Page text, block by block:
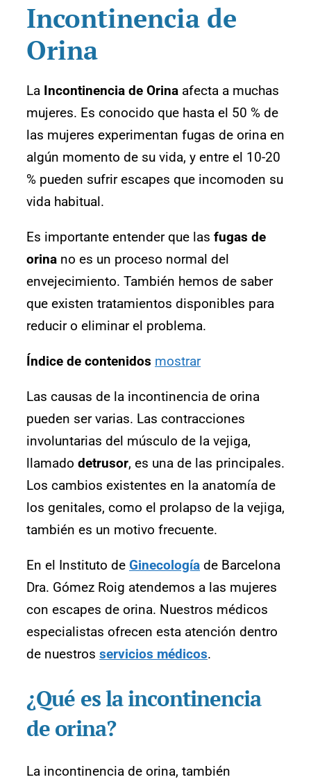
Incontinencia de
Orina
La Incontinencia de Orina afecta a muchas
mujeres. Es conocido que hasta el 50 % de
las mujeres experimentan fugas de orina en
algún momento de su vida, y entre el 10-20
% pueden sufrir escapes que incomoden su
vida habitual.
Es importante entender que las fugas de
orina no es un proceso normal del
envejecimiento. También hemos de saber
que existen tratamientos disponibles para
reducir o eliminar el problema.
Índice de contenidos mostrar
Las causas de la incontinencia de orina
pueden ser varias. Las contracciones
involuntarias del músculo de la vejiga,
llamado detrusor, es una de las principales.
Los cambios existentes en la anatomía de
los genitales, como el prolapso de la vejiga,
también es un motivo frecuente.
En el Instituto de Ginecología de Barcelona
Dra. Gómez Roig atendemos a las mujeres
con escapes de orina. Nuestros médicos
especialistas ofrecen esta atención dentro
de nuestros servicios médicos.
¿Qué es la incontinencia
de orina?
La incontinencia de orina, también